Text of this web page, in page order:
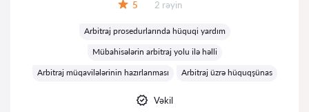
5 Rəylər:
2 rəyin
Arbitraj prosedurlarında hüquqi yardım
Mübahisələrin arbitraj yolu ilə həlli
Arbitraj müqavilələrinin hazırlanması
Arbitraj üzrə hüquqşünas
Vəkil